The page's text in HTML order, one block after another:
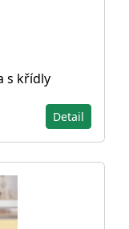
s křídly
Detail